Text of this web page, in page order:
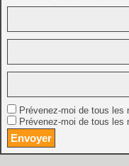
Prévenez-moi de tous les
Prévenez-moi de tous les